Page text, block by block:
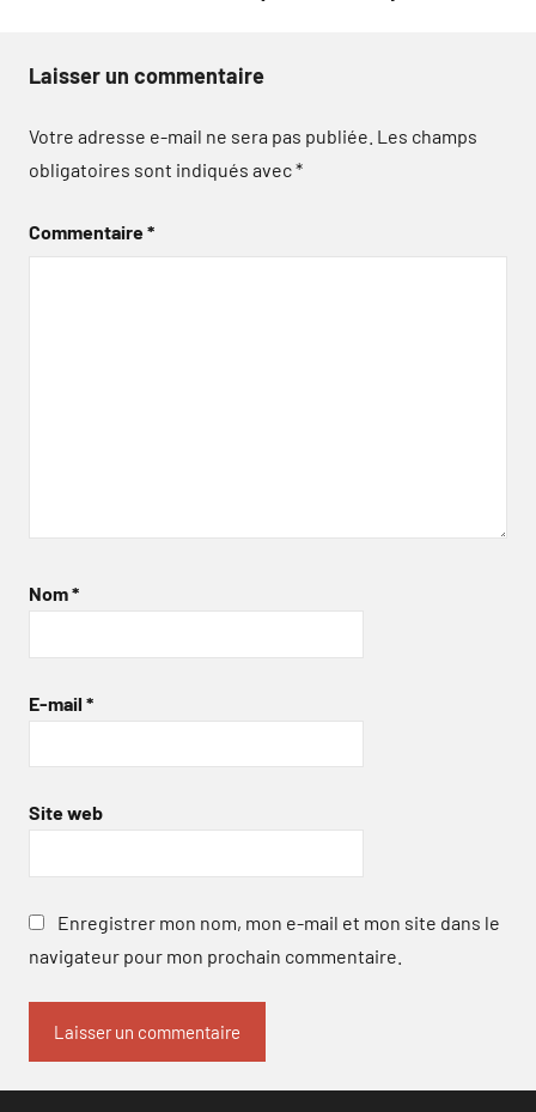
Laisser un commentaire
Votre adresse e-mail ne sera pas publiée. Les champs
obligatoires sont indiqués avec*
Commentaire*
Nom*
E-mail *
Site web
Enregistrer mon nom, mon e-mail et mon site dans le
navigateur pour mon prochain commentaire.